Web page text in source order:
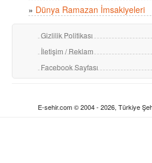
» Dünya Ramazan İmsakiyeleri
Gizlilik Politikası
İletişim / Reklam
Facebook Sayfası
E-sehir.com © 2004 - 2026, Türkiye